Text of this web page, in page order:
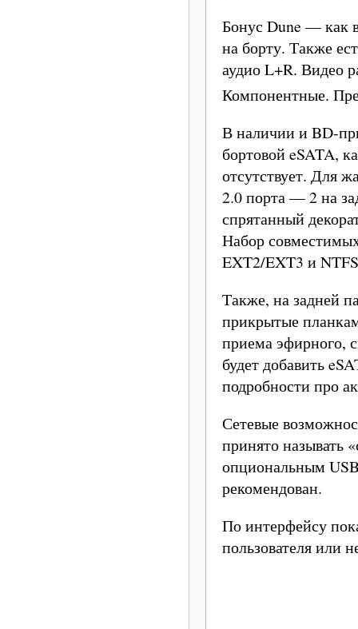
Бонус Dune — как
на борту. Также
аудио L+R. Видео
Компонентные.
В наличии и BD-
бортовой eSATA,
отсутствует. Для
2.0 порта — 2 на
спрятанный
Набор
EXT2/EXT3 и
Также, на задней
прикрытые
приема эфирного,
будет добавить
подробности про
Сетевые
принято называть
опциональным
рекомендован.
По интерфейсу
пользователя или